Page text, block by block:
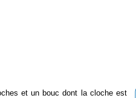
et un bouc dont la cloche est